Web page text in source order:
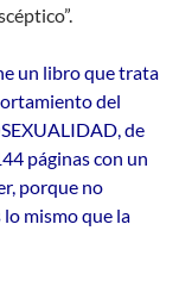
un libro que trata
del
de
páginas con un
porque no
mismo que la